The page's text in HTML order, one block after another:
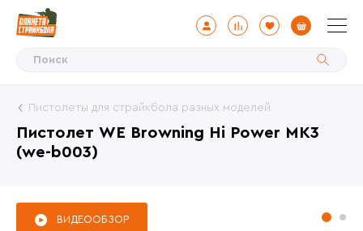
Пистолет WE Browning Hi Power MK3
(we-b003)
Пистолеты для страйкбола разных моделей
ВИДЕООБЗОР